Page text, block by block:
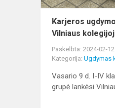
Karjeros
Vilniaus
Paskelbta: 2024-02-12
Kategorija: Ugdymas
Vasario 9 d. I-IV
grupė lankėsi